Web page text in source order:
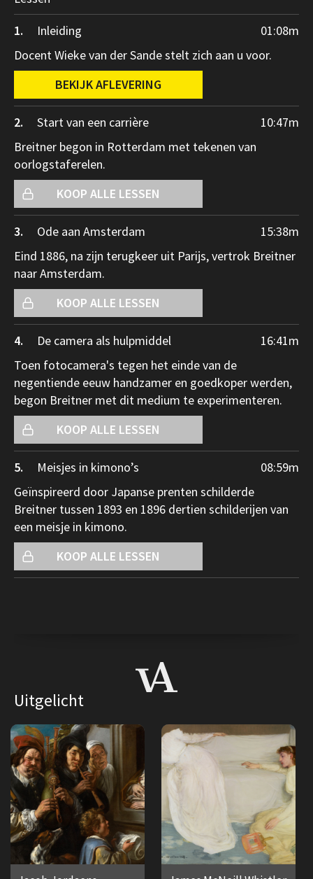
1.
Inleiding 01:08m
Docent Wieke van der Sande stelt zich aan u voor.
BEKIJK AFLEVERING
2. Start van een carrière 10:47m
Breitner begon in Rotterdam met tekenen van
oorlogstaferelen.
KOOP ALLE LESSEN
3. Ode aan Amsterdam 15:38m
Eind 1886, na zijn terugkeer uit Parijs, vertrok Breitner
naar Amsterdam.
KOOP ALLE LESSEN
4. De camera als hulpmiddel 16:41m
Toen fotocamera's tegen het einde van de
negentiende eeuw handzamer en goedkoper werden,
begon Breitner met dit medium te experimenteren.
KOOP ALLE LESSEN
5. Meisjes in kimono’s 08:59m
Geïnspireerd door Japanse prenten schilderde
Breitner tussen 1893 en 1896 dertien schilderijen van
een meisje in kimono.
KOOP ALLE LESSEN
Uitgelicht